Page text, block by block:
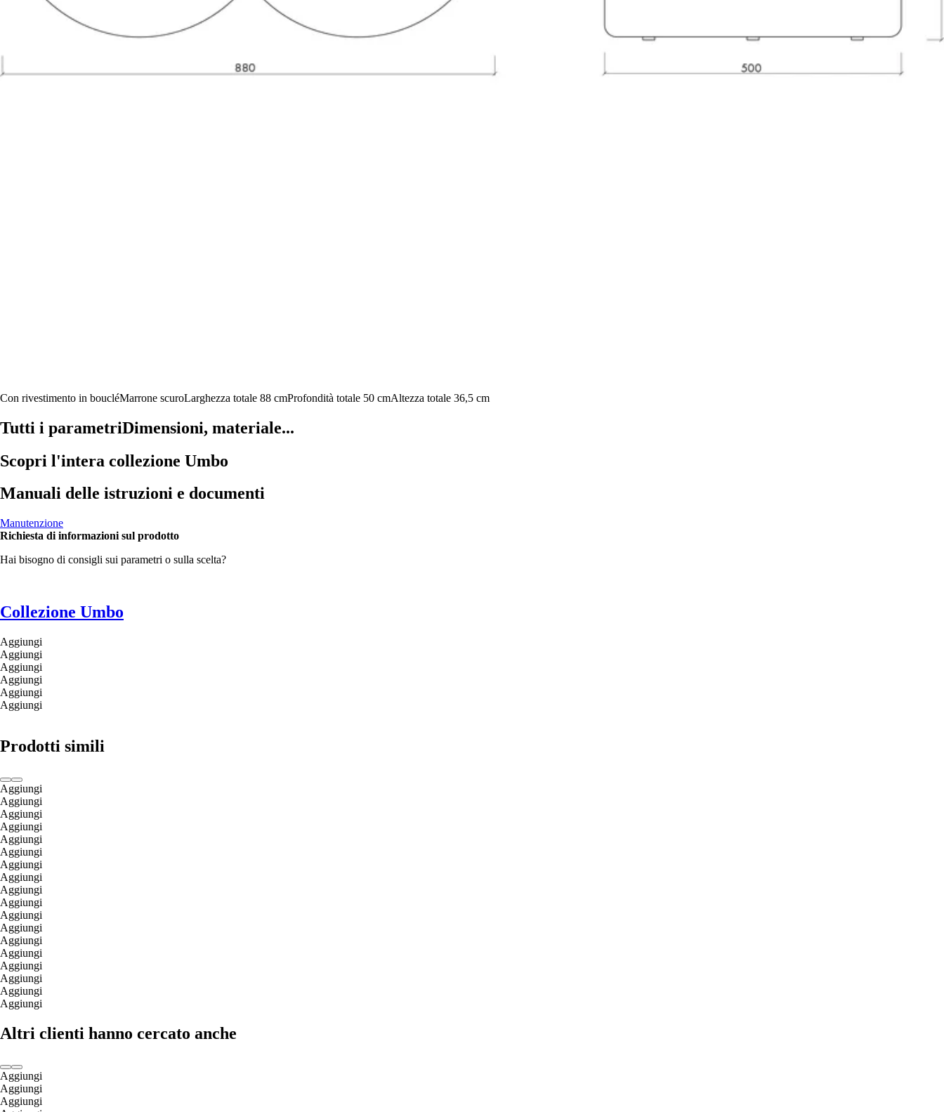
Con rivestimento in boucléMarrone scuroLarghezza totale 88 cmProfondità totale 50 cmAltezza totale 36,5 cm
Tutti i parametriDimensioni, materiale...
Scopri l'intera collezione Umbo
Manuali delle istruzioni e documenti
Manutenzione
Richiesta di informazioni sul prodotto
Hai bisogno di consigli sui parametri o sulla scelta?
Collezione Umbo
Aggiungi
Aggiungi
Aggiungi
Aggiungi
Aggiungi
Aggiungi
Prodotti simili
Aggiungi
Aggiungi
Aggiungi
Aggiungi
Aggiungi
Aggiungi
Aggiungi
Aggiungi
Aggiungi
Aggiungi
Aggiungi
Aggiungi
Aggiungi
Aggiungi
Aggiungi
Aggiungi
Aggiungi
Aggiungi
Altri clienti hanno cercato anche
Aggiungi
Aggiungi
Aggiungi